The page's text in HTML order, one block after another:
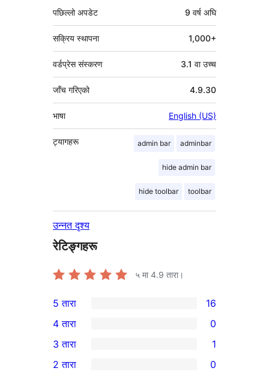
पछिल्लो अपडेट 9 वर्ष अघि
सक्रिय स्थापना 1,000+
वर्डप्रेस संस्करण 3.1 वा उच्च
जाँच गरिएको 4.9.30
भाषा English (US)
ट्यागहरू admin bar adminbar
hide admin bar
hide toolbar toolbar
उन्नत दृश्य
रेटिङ्गहरू
५ मा4.9 तारा।
16
5-
तारा
समीक्षाहरू
5 तारा 16
4-
तारा
4 तारा 0
1
3-
3 तारा 1
2 तारा 0